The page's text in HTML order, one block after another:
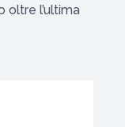
oltre l’ultima